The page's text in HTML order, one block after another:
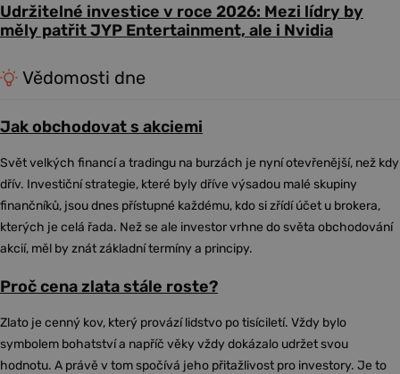
Udržitelné investice v roce 2026: Mezi lídry by
měly patřit JYP Entertainment, ale i Nvidia
Vědomosti dne
Jak obchodovat s akciemi
Svět velkých financí a tradingu na burzách je nyní otevřenější, než kdy
dřív. Investiční strategie, které byly dříve výsadou malé skupiny
finančníků, jsou dnes přístupné každému, kdo si zřídí účet u brokera,
kterých je celá řada. Než se ale investor vrhne do světa obchodování
akcií, měl by znát základní termíny a principy.
Proč cena zlata stále roste?
Zlato je cenný kov, který provází lidstvo po tisíciletí. Vždy bylo
symbolem bohatství a napříč věky vždy dokázalo udržet svou
hodnotu. A právě v tom spočívá jeho přitažlivost pro investory. Je to